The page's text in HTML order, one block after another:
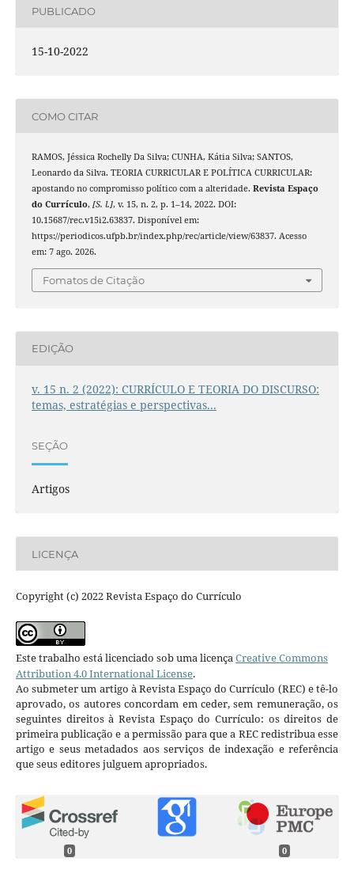
PUBLICADO
15-10-2022
COMO CITAR
RAMOS, Jéssica Rochelly Da Silva; CUNHA, Kátia Silva; SANTOS,
Leonardo da Silva. TEORIA CURRICULAR E POLÍTICA CURRICULAR:
apostando no compromisso político com a alteridade. Revista Espaço
do Currículo, [S. l.], v. 15, n. 2, p. 1–14, 2022. DOI:
10.15687/rec.v15i2.63837. Disponível em:
https://periodicos.ufpb.br/index.php/rec/article/view/63837. Acesso
em: 7 ago. 2026.
Fomatos de Citação
EDIÇÃO
v. 15 n. 2 (2022): CURRÍCULO E TEORIA DO DISCURSO:
temas, estratégias e perspectivas...
SEÇÃO
Artigos
LICENÇA
Copyright (c) 2022 Revista Espaço do Currículo
Este trabalho está licenciado sob uma licençaCreative Commons
Attribution 4.0 International License.
Ao submeter um artigo à Revista Espaço do Currículo (REC) e tê-lo
aprovado, os autores concordam em ceder, sem remuneração, os
seguintes direitos à Revista Espaço do Currículo: os direitos de
primeira publicação e a permissão para que a REC redistribua esse
artigo e seus metadados aos serviços de indexação e referência
que seus editores julguem apropriados.
0 0